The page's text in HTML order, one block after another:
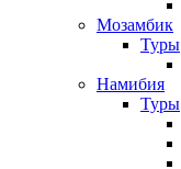
Мозамбик
Туры
Намибия
Туры